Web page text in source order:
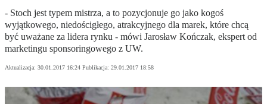
- Stoch jest typem mistrza, a to pozycjonuje go jako kogoś
wyjątkowego, niedościgłego, atrakcyjnego dla marek, które chcą
być uważane za lidera rynku - mówi Jarosław Kończak, ekspert od
marketingu sponsoringowego z UW.
Aktualizacja: 30.01.2017 16:24 Publikacja: 29.01.2017 18:58